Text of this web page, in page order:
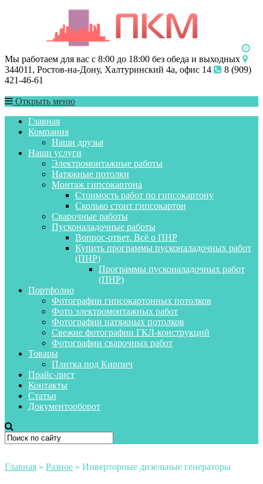
Мы работаем для вас с 8:00 до 18:00 без обеда и выходных
344011, Ростов-на-Дону, Халтуринский 4а, офис 14
8 (909)
421-46-61
Открыть меню
Главная
Компания
Наши друзья
Наши услуги
Электромонтажные работы
Натяжные потолки
Монтаж гипсокартона
Стоимость работ по гипсокартону
Сколько стоит гипсокартон
Сварочные работы
Пусконаладочные работы
Вопрос-ответ. Всё о ПНР
Купить программы пусконаладочных работ
(ПНР)
Программы пусконаладочных работ
(ПНР)
Портфолио
Фотографии гипсокартонных потолков
Фото электромонтажных работ
Фотографии натяжных потолков
Свежие фотографии ГКЛ-конструкций
Фотографии сварочных работ
Товары
Плитка под Кирпич
Прайс-лист
Контакты
Статьи
Документооборот
Главная » Разное » Инверторные дизельные генераторы